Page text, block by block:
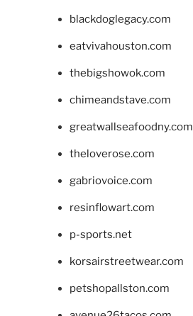
blackdoglegacy.com
eatvivahouston.com
thebigshowok.com
chimeandstave.com
greatwallseafoodny.com
theloverose.com
gabriovoice.com
resinflowart.com
p-sports.net
korsairstreetwear.com
petshopallston.com